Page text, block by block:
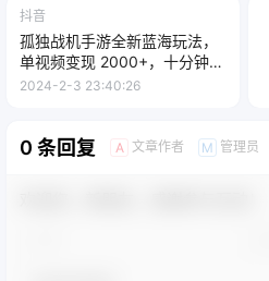
抖音
孤独战机手游全新蓝海玩法，
单视频变现 2000+，十分钟教
学，小白一部手机无脑操作
2024-2-3 23:40:26
0 条回复 A 文章作者 M 管理员